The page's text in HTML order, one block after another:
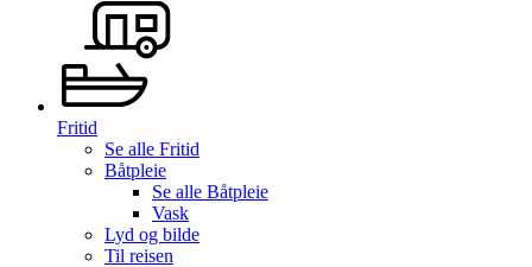
Fritid
Se alle Fritid
Båtpleie
Se alle Båtpleie
Vask
Lyd og bilde
Til reisen